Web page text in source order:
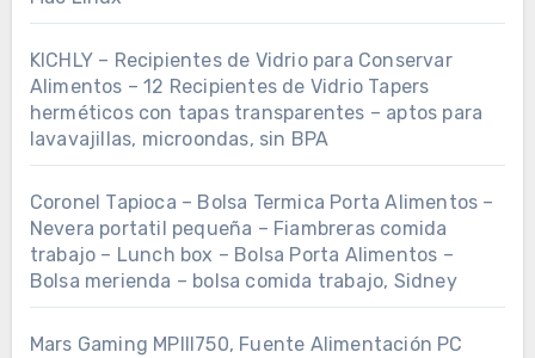
KICHLY – Recipientes de Vidrio para Conservar
Alimentos – 12 Recipientes de Vidrio Tapers
herméticos con tapas transparentes – aptos para
lavavajillas, microondas, sin BPA
Coronel Tapioca – Bolsa Termica Porta Alimentos –
Nevera portatil pequeña – Fiambreras comida
trabajo – Lunch box – Bolsa Porta Alimentos –
Bolsa merienda – bolsa comida trabajo, Sidney
Mars Gaming MPIII750, Fuente Alimentación PC